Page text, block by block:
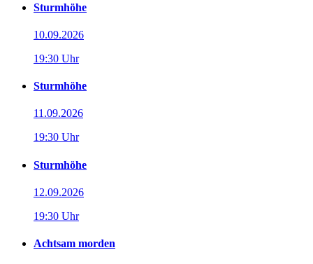
Sturmhöhe
10.09.2026
19:30 Uhr
Sturmhöhe
11.09.2026
19:30 Uhr
Sturmhöhe
12.09.2026
19:30 Uhr
Achtsam morden